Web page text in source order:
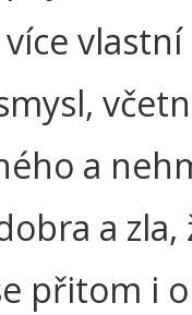
a
a zla,
přitom i